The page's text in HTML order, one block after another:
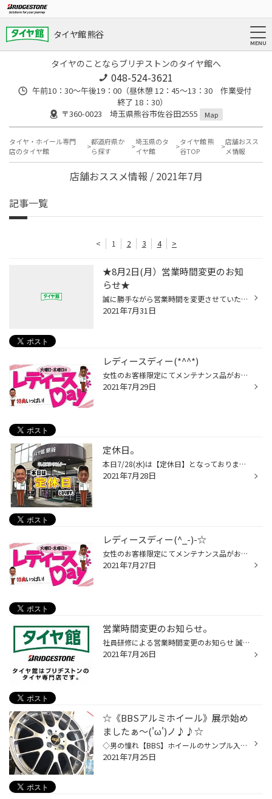
タイヤ館 熊谷
タイヤのことならブリヂストンのタイヤ館へ
048-524-3621
午前10：30～午後19：00（昼休憩 12：45～13：30 作業受付
終了 18：30）
〒360-0023 埼玉県熊谷市佐谷田2555
Map
タイヤ・ホイール専門
店のタイヤ館
都道府県か
ら探す
埼玉県のタ
イヤ館
タイヤ館 熊
谷TOP
店舗おスス
メ情報
店舗おススメ情報 / 2021年7月
記事一覧
< 1 2 3 4 >
★8月2日(月）営業時間変更のお知
らせ★
誠に勝手ながら営業時間を変更させていただきます。 8月2日 (月) 営業時間変更 社員研修の為 通常 10：30～19：00のところ 13：00～19：00となります。 ご迷惑おかけいたしますが、ご理解、ご協力をお願いいたします。<m(__)m>
2021年7月31日
レディースディー(*^^*)
女性のお客様限定にてメンテナンス品がお安くなります！！ 【※メンテナンス品とは⇒オイル・バッテリー・ワイパーなどの事です(=ﾟωﾟ)ﾉ】 男性のお客様も女性同伴ならOK！！ そして レディースデイ限定企画として、 商品をご購入いただいた女性のお客様に粗品をプレゼント！！ 普段、お車のメンテナン...
2021年7月29日
定休日。
本日7/28(水)は【定休日】となっております。 ご来店の際はお間違えの無いようにお気をつけ下さいm(＿)m
2021年7月28日
レディースディー(^_-)-☆
女性のお客様限定にてメンテナンス品がお安くなります！！ 【※メンテナンス品とは⇒オイル・バッテリー・ワイパーなどの事です(=ﾟωﾟ)ﾉ】 男性のお客様も女性同伴ならOK！！ そして レディースデイ限定企画として、 商品をご購入いただいた女性のお客様に粗品をプレゼント！！ 普段、お車のメンテナン...
2021年7月27日
営業時間変更のお知らせ。
社員研修による営業時間変更のお知らせ 誠に勝手ながら下記日程の営業時間を 変更させていただきます。 8月2日 (月) 営業時間変更 通常 10：30～19：00のところ 13：00～19：00となります。 ご迷惑おかけいたしますが、ご理解、ご協力をお願いいたします。
2021年7月26日
☆《BBSアルミホイール》展示始め
ましたぁ～('ω')ノ♪♪☆
◇男の憧れ【BBS】ホイールのサンプル入荷しましたぁ('ω')ノ☆彡 ※《BBS様：ご協力ありがとうございますm(＿)m》 ◇BBSシリーズの中でも人気の②商品を店舗にて展示中デス('◇')ゞ 《ご相談・お見積り》などお気軽に当店スタッフまでm(＿)m(＿)m
2021年7月25日